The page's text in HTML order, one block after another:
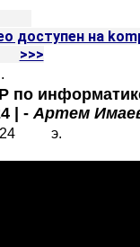
доступен на
		>>>
.
по
| -Артем
э.